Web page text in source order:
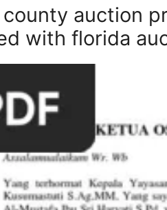
auction
with florida